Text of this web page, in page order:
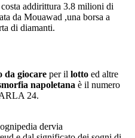
costa addirittura 3.8 milioni di
da Mouawad ,una borsa a
di diamanti.
da giocare per il lotto ed altre
napoletana è il numero
24.
dervia